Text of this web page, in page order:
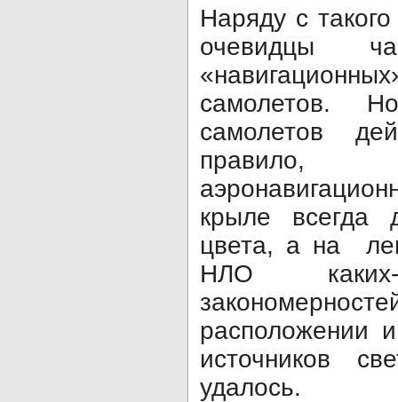
Наряду с
очевидцы
самолетов.
самолетов
правило,
крыле всегда
цвета, а на
НЛО каких-
расположении
источников
удалось.